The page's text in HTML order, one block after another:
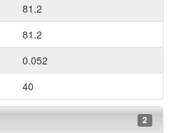
81.2
81.2
0.052
40
2